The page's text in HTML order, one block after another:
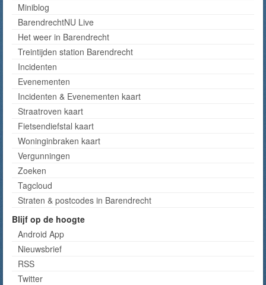
Miniblog
BarendrechtNU Live
Het weer in Barendrecht
Treintijden station Barendrecht
Incidenten
Evenementen
Incidenten & Evenementen kaart
Straatroven kaart
Fietsendiefstal kaart
Woninginbraken kaart
Vergunningen
Zoeken
Tagcloud
Straten & postcodes in Barendrecht
Blijf op de hoogte
Android App
Nieuwsbrief
RSS
Twitter